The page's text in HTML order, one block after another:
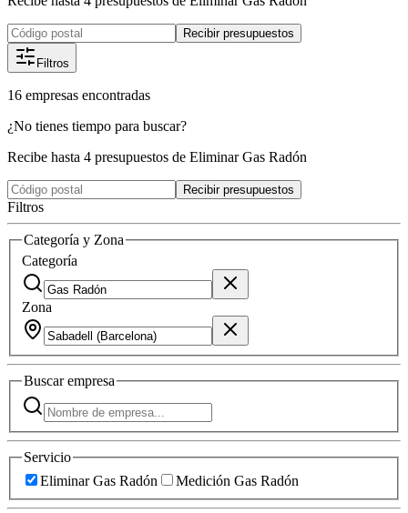
Recibir presupuestos
Filtros
16 empresas encontradas
¿No tienes tiempo para buscar?
Recibe hasta 4 presupuestos de Eliminar Gas Radón
Recibir presupuestos
Filtros
Categoría y Zona
Categoría
Zona
Buscarempresa
Servicio
Eliminar Gas Radón
Medición Gas Radón